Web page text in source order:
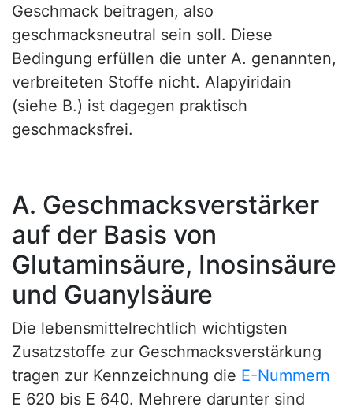
Geschmack beitragen, also
geschmacksneutral sein soll. Diese
Bedingung erfüllen die unter A. genannten,
verbreiteten Stoffe nicht. Alapyiridain
(siehe B.) ist dagegen praktisch
geschmacksfrei.
A. Geschmacksverstärker
auf der Basis von
Glutaminsäure, Inosinsäure
und Guanylsäure
Die lebensmittelrechtlich wichtigsten
Zusatzstoffe zur Geschmacksverstärkung
tragen zur Kennzeichnung die E-Nummern
E 620 bis E 640. Mehrere darunter sind